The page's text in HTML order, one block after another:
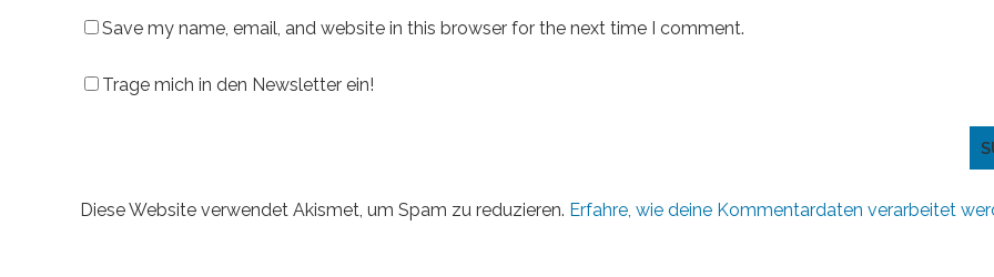
Save my name, email, and website in this browser for the next time I comment.
Trage mich in den Newsletter ein!
Diese Website verwendet Akismet, um Spam zu reduzieren. Erfahre, wie deine Kommentardaten verarbeitet